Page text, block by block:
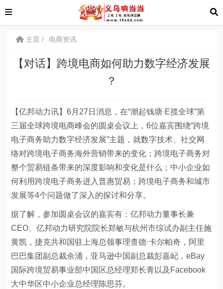
主页 电商资讯
【对话】跨境电商如何助力数字经济发展
？
【亿邦动力讯】6月27日消息，在“潮起钱塘·E揽全球”第
三届全球跨境电商峰会的圆桌会议上，6位嘉宾围绕“跨境
电子商务助力数字经济发展”主题，就数字技术、社交网
络对跨境电子商务海外营销带来的变化；跨境电子商务对
整个贸易链条带来的深度影响和变化是什么；中小企业如
何利用跨境电子商务进入普惠贸易；跨境电子商务和城市
发展等4个问题做了深入的探讨和分享。
据了解，参加圆桌会议的嘉宾有：亿邦动力董事长兼
CEO、亿邦动力研究院院长郑敏与杭州市综试办副主任施
黄凯，捷克共和国驻上海总领事理查德·卡尔帕奇，阿里
巴巴集团副总裁余涌，亚马逊中国副总裁彭嘉屺，eBay
国际跨境贸易事业部中国区总经理郑长青以及Facebook
大中华区中小企业总经理陈思芬。